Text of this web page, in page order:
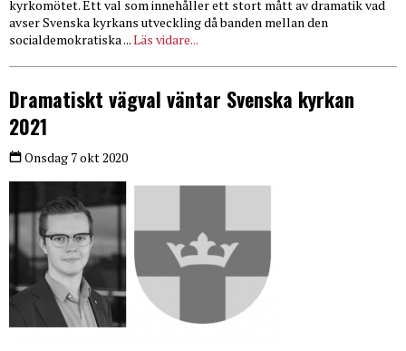
kyrkomötet. Ett val som innehåller ett stort mått av dramatik vad
avser Svenska kyrkans utveckling då banden mellan den
socialdemokratiska ...Läs vidare...
Dramatiskt vägval väntar Svenska kyrkan
2021
Onsdag 7 okt 2020